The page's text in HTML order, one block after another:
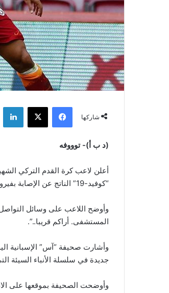
شاركها
فيسبوك ‫X
(د ب أ)- توووفه
أعلن لاعب كرة القدم التركي
“كوفيد-19” الناتج عن الإصابة بفيروس “كورونا” المستجد.
المستشفى. أراكم قريبا..”.
وأشارت صحيفة “آس” الإسبانية
جديدة في سلسلة الأنباء السيئة
وأوضحت الصحيفة بموقعها على